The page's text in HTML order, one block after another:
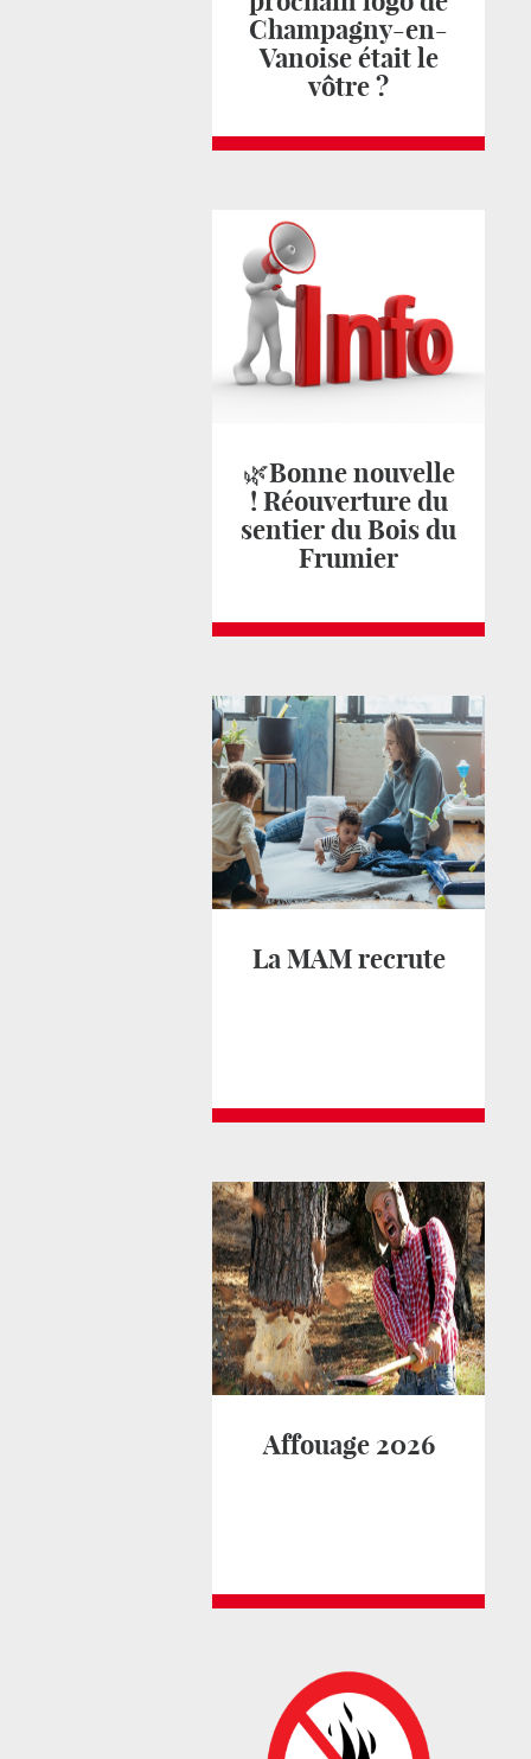
Champagny-en-
Vanoise était le
vôtre ?
🌿Bonne nouvelle
! Réouverture du
sentier du Bois du
Frumier
La MAM recrute
Affouage 2026